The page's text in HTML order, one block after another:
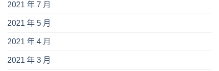
2021 年 7 月
2021 年 5 月
2021 年 4 月
2021 年 3 月